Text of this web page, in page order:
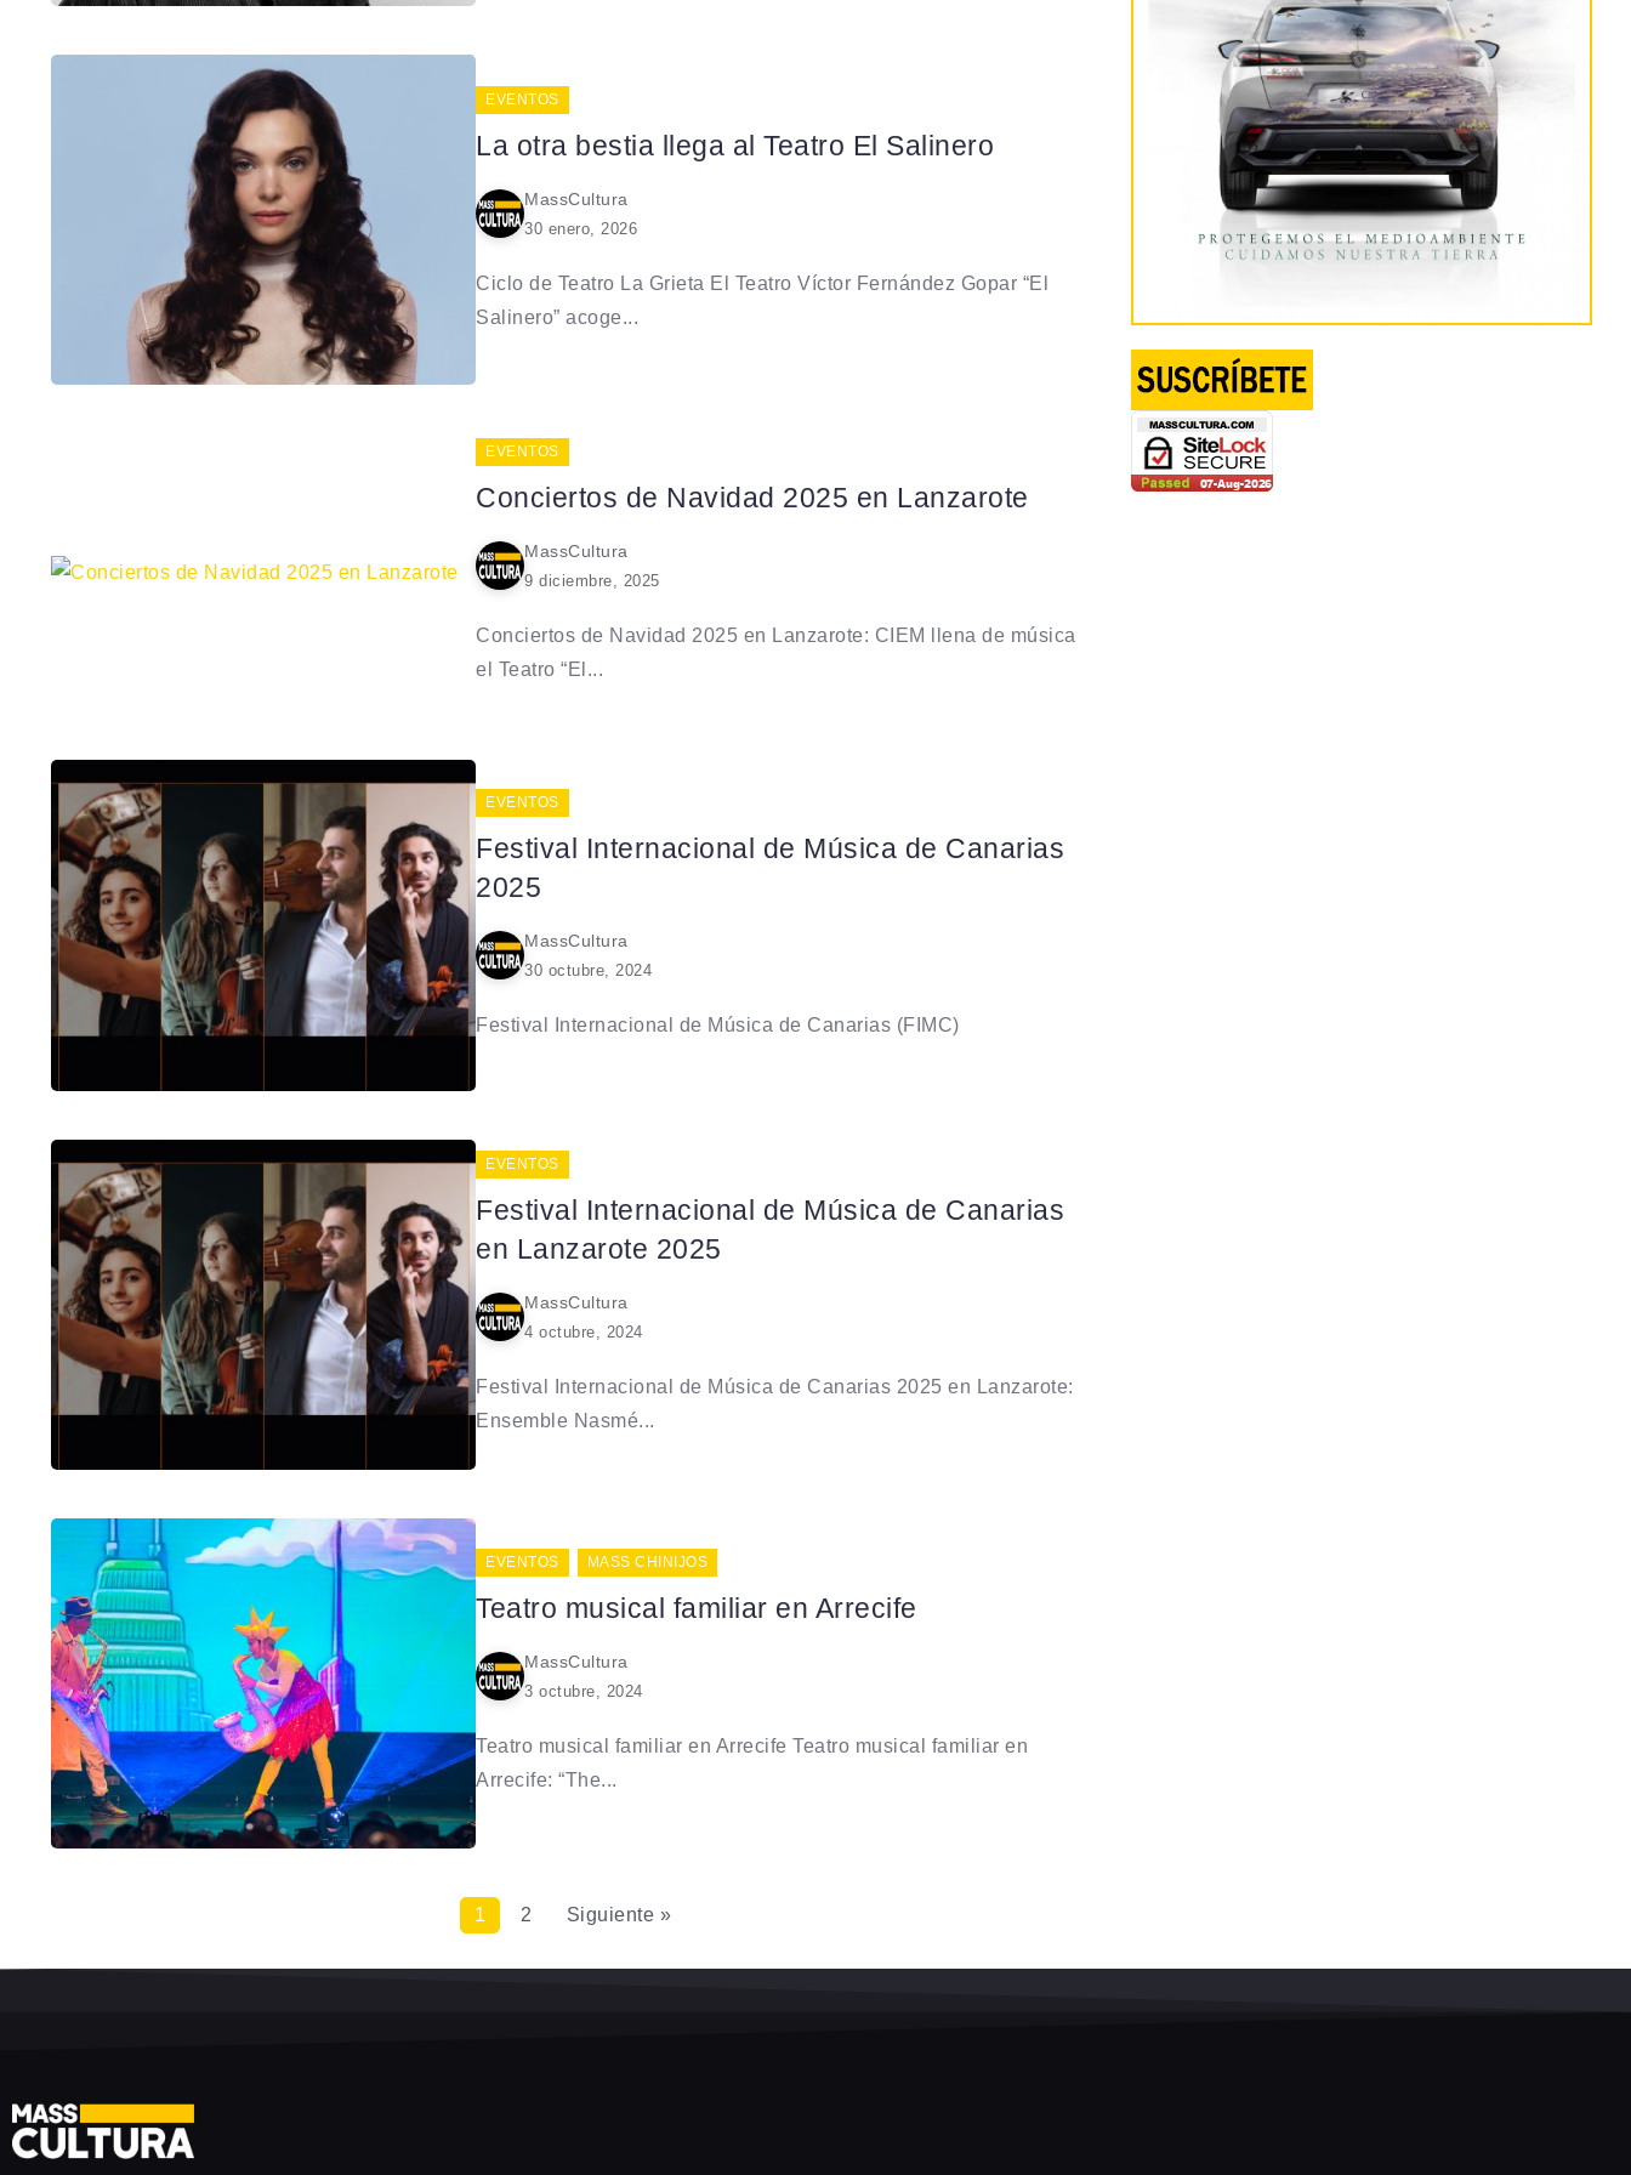
EVENTOS
La otra bestia llega al Teatro El Salinero
MassCultura
30 enero, 2026
Ciclo de Teatro La Grieta El Teatro Víctor Fernández Gopar “El
Salinero” acoge...
EVENTOS
Conciertos de Navidad 2025 en Lanzarote
MassCultura
9 diciembre, 2025
Conciertos de Navidad 2025 en Lanzarote: CIEM llena de música
el Teatro “El...
EVENTOS
Festival Internacional de Música de Canarias
2025
MassCultura
30 octubre, 2024
Festival Internacional de Música de Canarias (FIMC)
EVENTOS
Festival Internacional de Música de Canarias
en Lanzarote 2025
MassCultura
4 octubre, 2024
Festival Internacional de Música de Canarias 2025 en Lanzarote:
Ensemble Nasmé...
EVENTOS MASS CHINIJOS
Teatro musical familiar en Arrecife
MassCultura
3 octubre, 2024
Teatro musical familiar en Arrecife Teatro musical familiar en
Arrecife: “The...
1 2 Siguiente »